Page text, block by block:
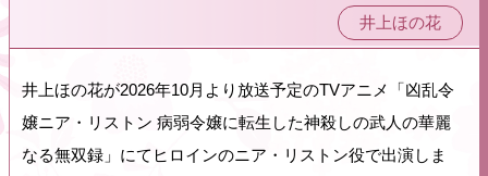
井上ほの花
井上ほの花が2026年10月より放送予定のTVアニメ「凶乱令
嬢ニア・リストン 病弱令嬢に転生した神殺しの武人の華麗
なる無双録」にてヒロインのニア・リストン役で出演しま